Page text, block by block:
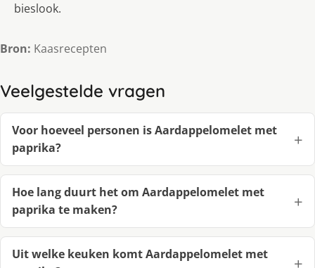
bieslook.
Bron: Kaasrecepten
Veelgestelde vragen
Voor hoeveel personen is Aardappelomelet met
paprika?
Hoe lang duurt het om Aardappelomelet met
paprika te maken?
Uit welke keuken komt Aardappelomelet met